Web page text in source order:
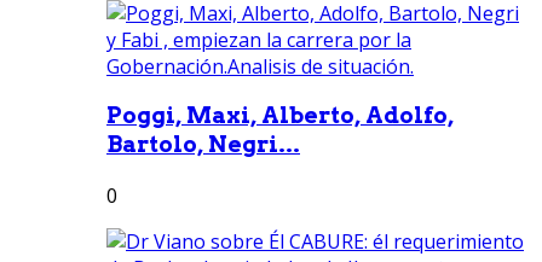
Poggi, Maxi, Alberto, Adolfo,
Bartolo, Negri...
0